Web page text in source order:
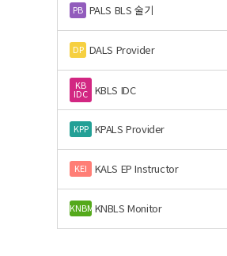
PB PALS BLS 술기
DP DALS Provider
KB
IDC KBLS IDC
KPP KPALS Provider
KEI KALS EP Instructor
KNBM KNBLS Monitor